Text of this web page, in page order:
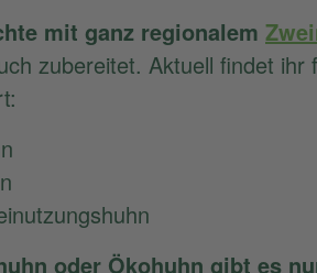
mit ganz regionalem
zubereitet. Aktuell findet ihr
oder Ökohuhn gibt es